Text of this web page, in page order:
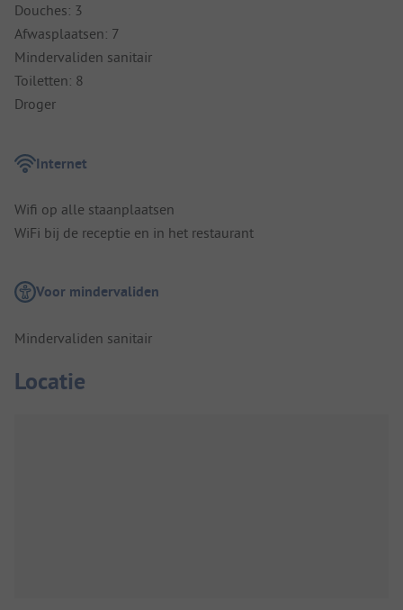
Douches: 3
Afwasplaatsen: 7
Mindervaliden sanitair
Toiletten: 8
Droger
Internet
Wifi op alle staanplaatsen
WiFi bij de receptie en in het restaurant
Voor mindervaliden
Mindervaliden sanitair
Locatie